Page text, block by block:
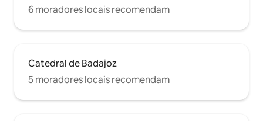
6 moradores locais recomendam
Catedral de Badajoz
5 moradores locais recomendam